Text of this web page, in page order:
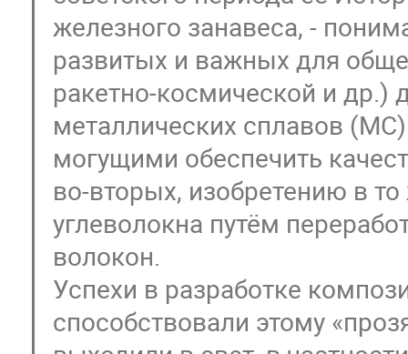
железного занавеса, -
развитых и важных для
ракетно-космической и др.)
металлических сплавов
могущими обеспечить
во-вторых, изобретению в
углеволокна путём
волокон.
Успехи в разработке
способствовали этому